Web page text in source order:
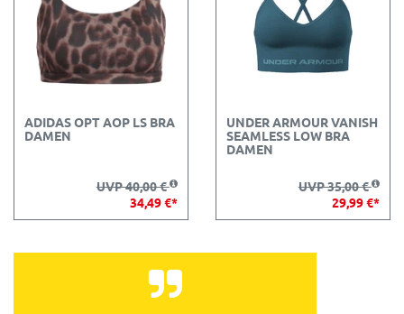
ADIDAS OPT AOP LS BRA
DAMEN
UVP 40,00 €
34,49 €*
UNDER ARMOUR VANISH
SEAMLESS LOW BRA
DAMEN
UVP 35,00 €
29,99 €*